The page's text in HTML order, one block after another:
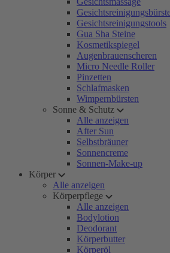
Gesichtsreinigungstools
Gua Sha Steine
Kosmetikspiegel
Augenbrauenscheren
Micro Needle Roller
Pinzetten
Schlafmasken
Wimpernbürsten
Sonne & Schutz
Alle anzeigen
After Sun
Selbstbräuner
Sonnencreme
Sonnen-Make-up
Körper
Alle anzeigen
Körperpflege
Alle anzeigen
Bodylotion
Deodorant
Körperbutter
Körperöl